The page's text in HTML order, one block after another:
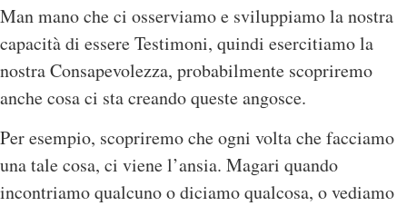
Man mano che ci osserviamo e sviluppiamo la nostra
capacità di essere Testimoni, quindi esercitiamo la
nostra Consapevolezza, probabilmente scopriremo
anche cosa ci sta creando queste angosce.
Per esempio, scopriremo che ogni volta che facciamo
una tale cosa, ci viene l’ansia. Magari quando
incontriamo qualcuno o diciamo qualcosa, o vediamo